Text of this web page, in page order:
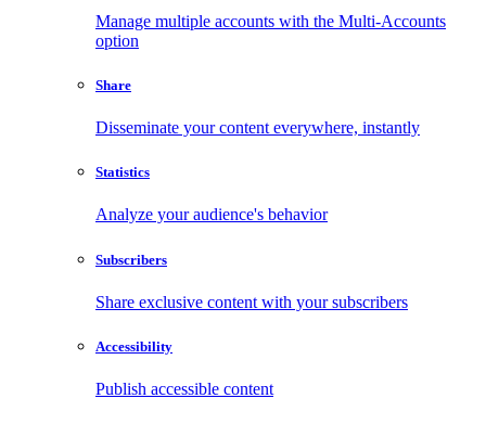
Manage multiple accounts with the Multi-Accounts
option
Share
Disseminate your content everywhere, instantly
Statistics
Analyze your audience's behavior
Subscribers
Share exclusive content with your subscribers
Accessibility
Publish accessible content